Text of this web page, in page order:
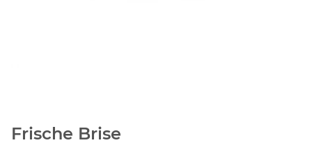
Frische Brise